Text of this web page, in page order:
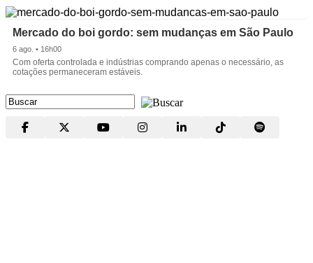
Mercado do boi gordo: sem mudanças em São Paulo
6 ago. • 16h00
Com oferta controlada e indústrias comprando apenas o necessário, as
cotações permaneceram estáveis.